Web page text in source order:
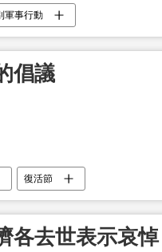
軍事行動
倡議
復活節
各去世表示哀悼